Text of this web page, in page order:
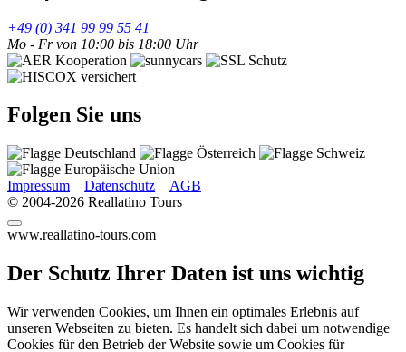
+49 (0) 341 99 99 55 41
Mo - Fr von 10:00 bis 18:00 Uhr
Folgen Sie uns
Impressum Datenschutz
AGB
© 2004-2026 Reallatino Tours
www.reallatino-tours.com
Der Schutz Ihrer Daten ist uns wichtig
Wir verwenden Cookies, um Ihnen ein optimales Erlebnis auf
unseren Webseiten zu bieten. Es handelt sich dabei um notwendige
Cookies für den Betrieb der Website sowie um Cookies für